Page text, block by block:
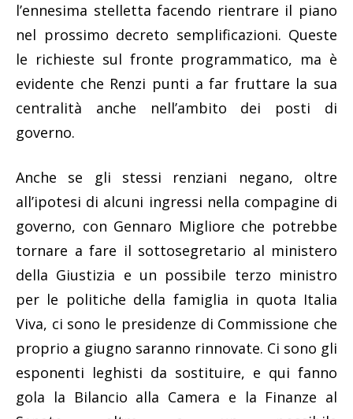
l’ennesima stelletta facendo rientrare il piano
nel prossimo decreto semplificazioni. Queste
le richieste sul fronte programmatico, ma è
evidente che Renzi punti a far fruttare la sua
centralità anche nell’ambito dei posti di
governo.
Anche se gli stessi renziani negano, oltre
all’ipotesi di alcuni ingressi nella compagine di
governo, con Gennaro Migliore che potrebbe
tornare a fare il sottosegretario al ministero
della Giustizia e un possibile terzo ministro
per le politiche della famiglia in quota Italia
Viva, ci sono le presidenze di Commissione che
proprio a giugno saranno rinnovate. Ci sono gli
esponenti leghisti da sostituire, e qui fanno
gola la Bilancio alla Camera e la Finanze al